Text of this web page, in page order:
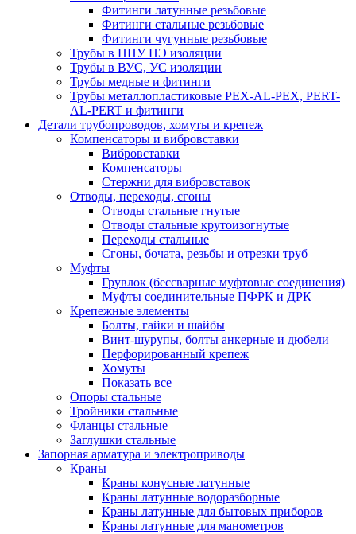
Фитинги латунные резьбовые
Фитинги стальные резьбовые
Фитинги чугунные резьбовые
Трубы в ППУ ПЭ изоляции
Трубы в ВУС, УС изоляции
Трубы медные и фитинги
Трубы металлопластиковые PEX-AL-PEX, PERT-
AL-PERT и фитинги
Детали трубопроводов, хомуты и крепеж
Компенсаторы и вибровставки
Вибровставки
Компенсаторы
Стержни для вибровставок
Отводы, переходы, сгоны
Отводы стальные гнутые
Отводы стальные крутоизогнутые
Переходы стальные
Сгоны, бочата, резьбы и отрезки труб
Муфты
Грувлок (бессварные муфтовые соединения)
Муфты соединительные ПФРК и ДРК
Крепежные элементы
Болты, гайки и шайбы
Винт-шурупы, болты анкерные и дюбели
Перфорированный крепеж
Хомуты
Показать все
Опоры стальные
Тройники стальные
Фланцы стальные
Заглушки стальные
Запорная арматура и электроприводы
Краны
Краны конусные латунные
Краны латунные водоразборные
Краны латунные для бытовых приборов
Краны латунные для манометров